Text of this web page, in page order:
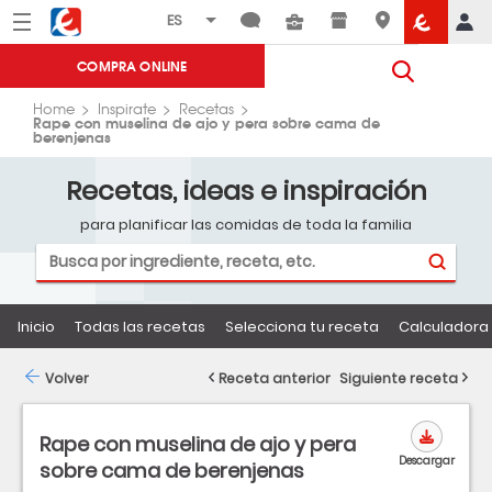
Menú Eroski
COMPRA ONLINE
Home Inspirate Recetas
Rape con muselina de ajo y pera sobre cama de
berenjenas
Recetas, ideas e inspiración
para planificar las comidas de toda la familia
Inicio Todas las recetas Selecciona tu receta
Rape con muselina de ajo y pera
sobre cama de berenjenas
Descargar
Volver Receta anterior Siguiente receta